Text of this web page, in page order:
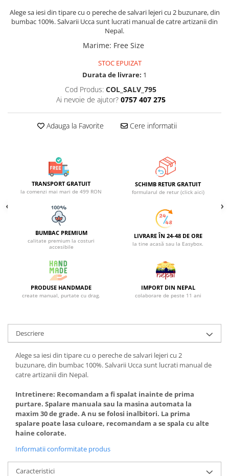
ACCESORII DE IARNĂ
Căciuli
Alege sa iesi din tipare cu o pereche de salvari lejeri cu 2 buzunare, din
bumbac 100%. Salvarii Ucca sunt lucrati manual de catre artizanii din
Nepal.
Marime: Free Size
STOC EPUIZAT
Durata de livrare: 1
Cod Produs: COL_SALV_795
Ai nevoie de ajutor? 0757 407 275
Adauga la Favorite Cere informatii
TRANSPORT GRATUIT
la comenzi mai mari de 499 RON
SCHIMB RETUR GRATUIT
formularul de retur (click aici)
BUMBAC PREMIUM
calitate premium la costuri
accesibile
LIVRARE ÎN 24-48 DE ORE
la tine acasă sau la Easybox.
PRODUSE HANDMADE
create manual, purtate cu drag.
IMPORT DIN NEPAL
colaborare de peste 11 ani
Descriere
Alege sa iesi din tipare cu o pereche de salvari lejeri cu 2
buzunare, din bumbac 100%. Salvarii Ucca sunt lucrati manual de
catre artizanii din Nepal.
Intretinere: Recomandam a fi spalat inainte de prima
purtare. Spalare manuala sau la masina automata la
maxim 30 de grade. A nu se folosi inalbitori. La prima
spalare poate lasa culoare, recomandam a se spala cu alte
haine colorate.
Informatii conformitate produs
Caracteristici